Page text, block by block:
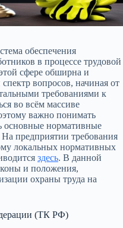
обеспечения
в процессе трудовой
сфере обширна и
вопросов, начиная от
требованиями к
во всём массиве
важно понимать
основные нормативные
предприятии требования
локальных нормативных
здесь. В данной
и положения,
охраны труда на
(ТК РФ)